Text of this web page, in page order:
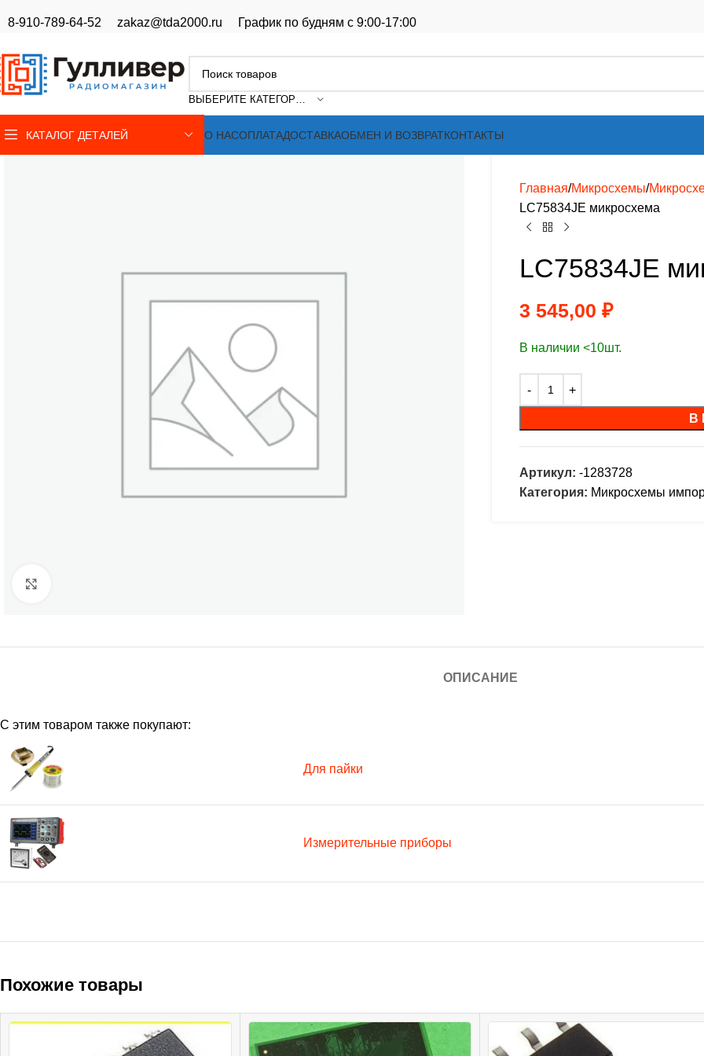
8-910-789-64-52 zakaz@tda2000.ru График по будням с 9:00-17:00
ВЫБЕРИТЕ КАТЕГОРИЮ
КАТАЛОГ ДЕТАЛЕЙ О НАСОПЛАТАДОСТАВКАОБМЕН И ВОЗВРАТКОНТАКТЫ
Главная Микросхемы
LC75834JE микросхема
LC75834JE
3 545,00 ₽
В наличии <10шт.
В
Артикул: -1283728
Категория: Микросхемы
ОПИСАНИЕ
С этим товаром также покупают:
Для пайки
Измерительные приборы
Похожие товары